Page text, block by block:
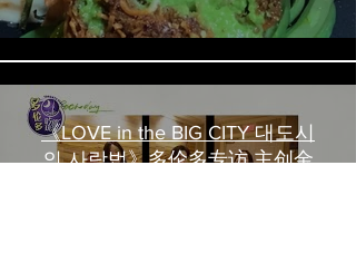
《LOVE in the BIG CITY 대도시
의 사랑법》多伦多专访 主创金